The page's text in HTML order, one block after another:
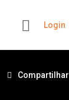
Login
Compartilhar